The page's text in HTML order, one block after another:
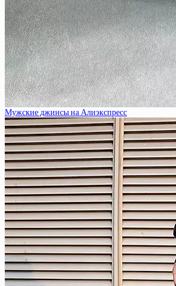
Мужские джинсы на Алиэкспресс